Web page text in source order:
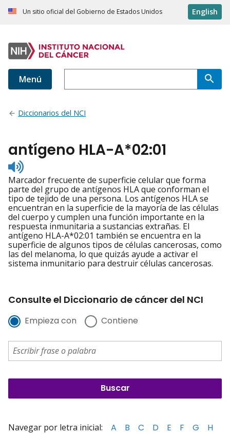
Un sitio oficial del Gobierno de Estados Unidos English
Menú
Diccionarios del NCI
antígeno HLA-A*02:01
Listen
to
pronunciation
Marcador frecuente de superficie celular que forma
parte del grupo de antígenos HLA que conforman el
tipo de tejido de una persona. Los antígenos HLA se
encuentran en la superficie de la mayoría de las células
del cuerpo y cumplen una función importante en la
respuesta inmunitaria a sustancias extrañas. El
antígeno HLA-A*02:01 también se encuentra en la
superficie de algunos tipos de células cancerosas, como
las del melanoma, lo que quizás ayude a activar el
sistema inmunitario para destruir células cancerosas.
Consulte el Diccionario de cáncer del NCI
Empieza con Contiene
Navegar por letra inicial: A B C D E F G
H